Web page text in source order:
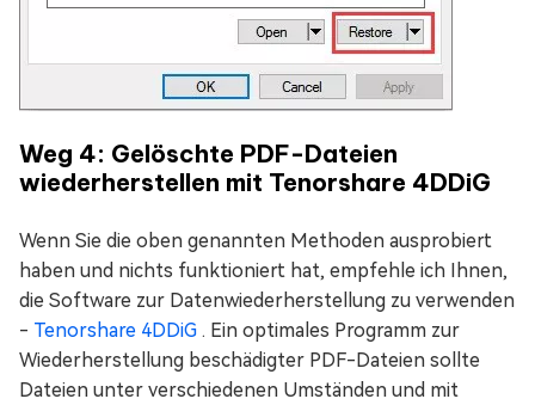
Weg 4: Gelöschte PDF-Dateien
wiederherstellen mit Tenorshare 4DDiG
Wenn Sie die oben genannten Methoden ausprobiert
haben und nichts funktioniert hat, empfehle ich Ihnen,
die Software zur Datenwiederherstellung zu verwenden
- Tenorshare 4DDiG . Ein optimales Programm zur
Wiederherstellung beschädigter PDF-Dateien sollte
Dateien unter verschiedenen Umständen und mit